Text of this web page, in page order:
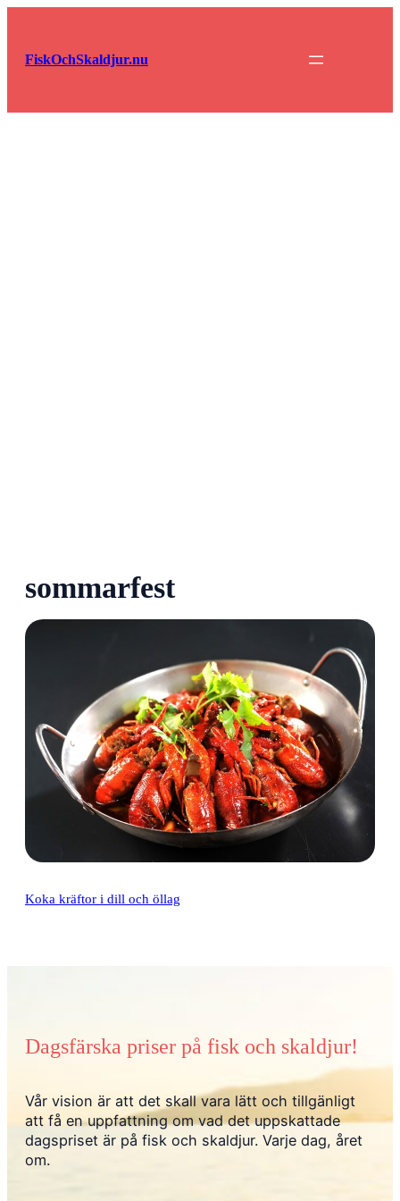
innehåll
FiskOchSkaldjur.nu
sommarfest
Koka kräftor i dill och öllag
Dagsfärska priser på fisk och skaldjur!
Vår vision är att det skall vara lätt och tillgänligt
att få en uppfattning om vad det uppskattade
dagspriset är på fisk och skaldjur. Varje dag, året
om.